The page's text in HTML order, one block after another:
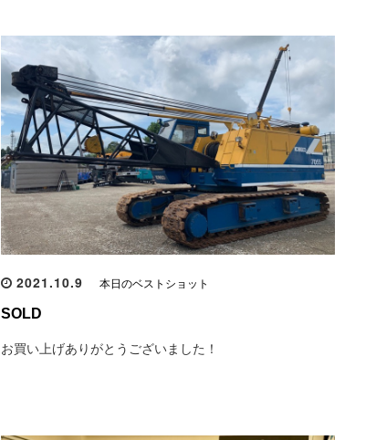
2021.10.9 本日のベストショット
SOLD
お買い上げありがとうございました！